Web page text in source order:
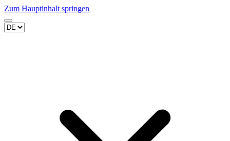
Zum Hauptinhalt springen